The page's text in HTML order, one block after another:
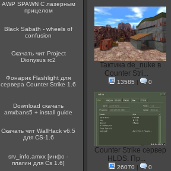
AWP SPAWN С лазерным
прицелом
Black Sabath - wheels of
confusion
Скачать чит Project
Dionysus rc2
Фонарик Flashlight для
сервера Counter Strike 1.6
Download скачать
amxbans5 + install guide
Скачать чит WallHack v6.5
для CS-1.6
srv_info.amxx [инфо -
плагин для Cs 1.6]
Тактика de_nuke в
Counter Stri...
13585 | 0
Counter Strike сервер
HLDS: Пр...
26070 | 0